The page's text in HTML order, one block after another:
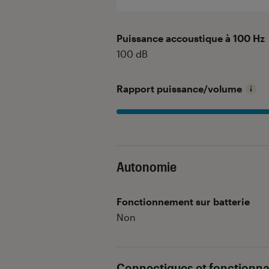
Puissance accoustique à 100 Hz
100 dB
Rapport puissance/volume
Autonomie
Fonctionnement sur batterie
Non